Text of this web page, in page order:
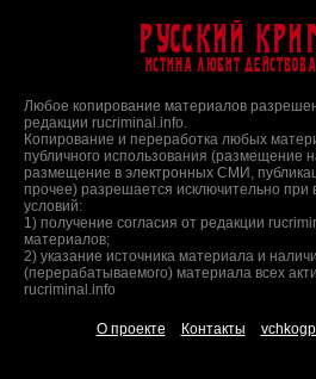
Русский
Истина любит
Любое копирование материалов
редакции rucriminal.info.
Копирование и переработка любых
публичного использования (размещение
размещение в электронных СМИ,
прочее) разрешается исключительно
условий:
1) получение согласия от редакции
материалов;
2) указание источника материала и
(перерабатываемого) материала всех
rucriminal.info
О проекте Контакты